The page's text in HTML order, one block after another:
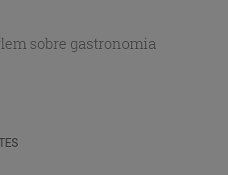
sobre gastronomia